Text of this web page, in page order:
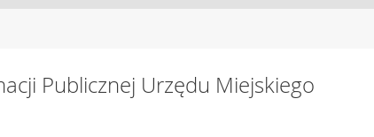
Publicznej Urzędu Miejskiego